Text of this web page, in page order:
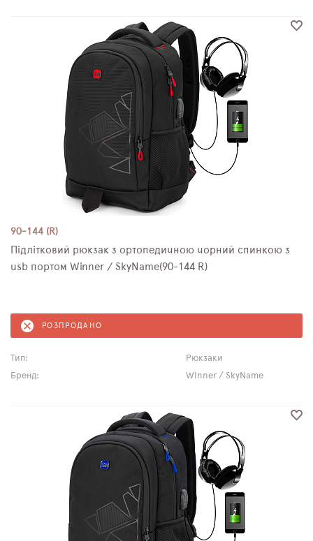
90-144 (R)
Підлітковий рюкзак з ортопедичною чорний спинкою з
usb портом Winner / SkyName(90-144 R)
РОЗПРОДАНО
Тип:
Рюкзаки
Бренд:
Winner / SkyName